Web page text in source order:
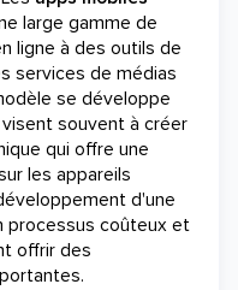
large gamme de
ligne à des outils de
services de médias
se développe
souvent à créer
qui offre une
les appareils
d'une
processus coûteux et
offrir des